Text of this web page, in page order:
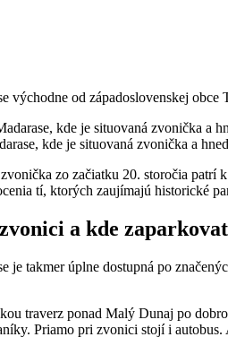
východne od západoslovenskej
kde je situovaná zvonička a
zo začiatku 20. storočia
tí, ktorých zaujímajú historické
a kde
je takmer úplne dostupná po
traverz ponad Malý Dunaj po
Priamo pri zvonici stojí i